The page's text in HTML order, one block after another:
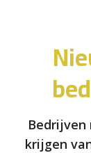
krijgen